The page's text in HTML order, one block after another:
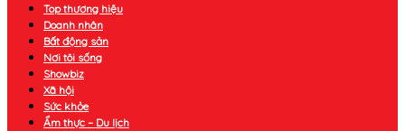
Top thương hiệu
Doanh nhân
Bất động sản
Nơi tôi sống
Showbiz
Xã hội
Sức khỏe
Ẩm thực – Du lịch